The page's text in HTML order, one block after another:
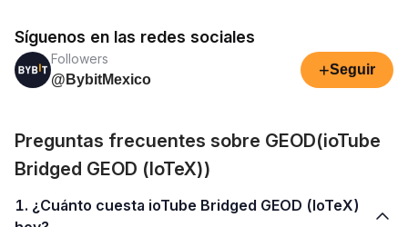
Síguenos en las redes sociales
Followers
@BybitMexico
+Seguir
Preguntas frecuentes sobre GEOD(ioTube
Bridged GEOD (IoTeX))
1. ¿Cuánto cuesta ioTube Bridged GEOD (IoTeX)